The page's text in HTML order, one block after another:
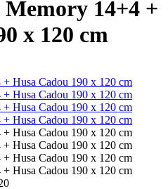
14+4 +
x 120 cm